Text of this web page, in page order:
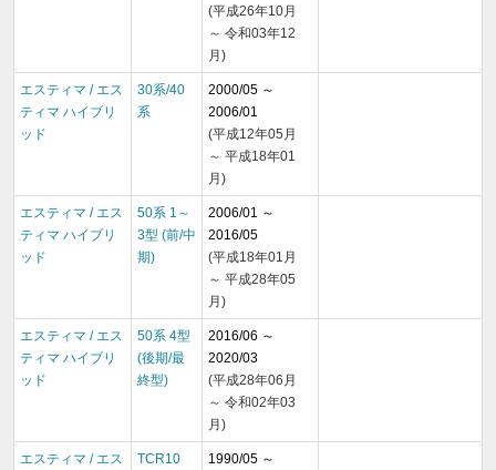
(平成26年10月
～ 令和03年12
月)
エスティマ / エス
ティマ ハイブリ
ッド
30系/40
系
2000/05 ～
2006/01
(平成12年05月
～ 平成18年01
月)
エスティマ / エス
ティマ ハイブリ
ッド
50系 1～
3型 (前/中
期)
2006/01 ～
2016/05
(平成18年01月
～ 平成28年05
月)
エスティマ / エス
ティマ ハイブリ
ッド
50系 4型
(後期/最
終型)
2016/06 ～
2020/03
(平成28年06月
～ 令和02年03
月)
エスティマ / エス
TCR10
1990/05 ～